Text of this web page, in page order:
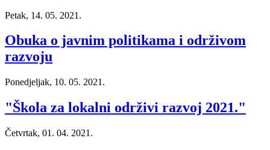
Petak, 14. 05. 2021.
Obuka o javnim politikama i održivom
razvoju
Ponedjeljak, 10. 05. 2021.
"Škola za lokalni održivi razvoj 2021."
Četvrtak, 01. 04. 2021.